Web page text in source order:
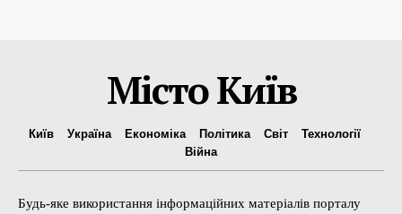
Місто Київ
Київ Україна Економіка Політика Світ
Технології
Війна
Будь-яке використання інформаційних матеріалів порталу